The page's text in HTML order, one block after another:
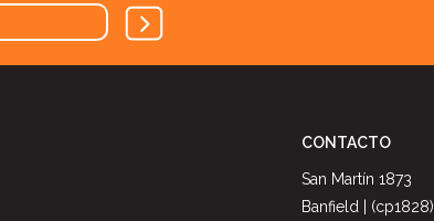
CONTACTO
San Martín 1873
Banfield | (cp1828)